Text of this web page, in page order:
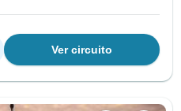
Ver circuito